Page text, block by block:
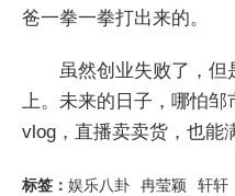
爸一拳一拳打出来的。
虽然创业失败了，但
上。未来的日子，哪怕邹
vlog，直播卖卖货，也能
标签： 娱乐八卦 冉莹颖 轩轩